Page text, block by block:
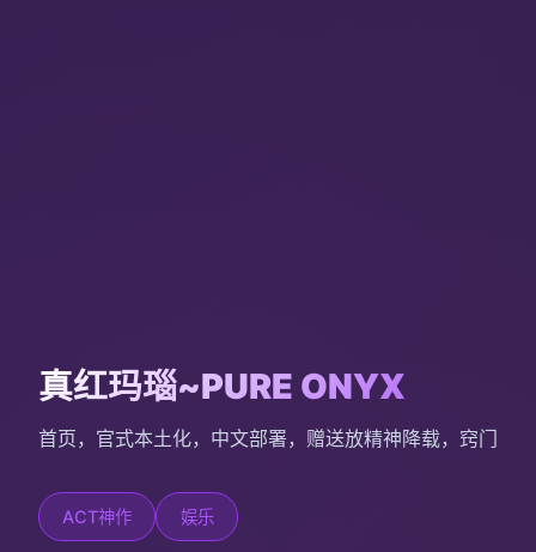
真红玛瑙~PURE ONYX
首页，官式本土化，中文部署，赠送放精神降载，窍门
ACT神作 娱乐